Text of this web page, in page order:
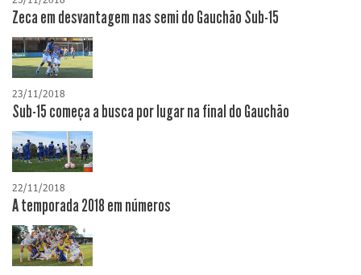
Zeca em desvantagem nas semi do Gauchão Sub-15
23/11/2018
Sub-15 começa a busca por lugar na final do Gauchão
22/11/2018
A temporada 2018 em números